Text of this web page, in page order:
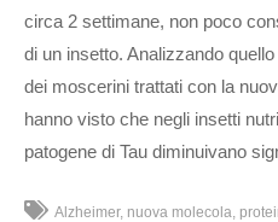
circa 2 settimane, non poco
di un insetto. Analizzando
dei moscerini trattati con la
hanno visto che negli insetti
patogene di Tau diminuivano
Alzheimer nuova molecola